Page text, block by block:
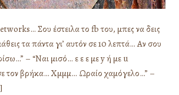
Σου έστειλα το fb του, μπες να δεις
τα πάντα γι’ αυτόν σε 10 λεπτά… Αν σου
– “Ναι μισό… ε ε ε με y ή με u
τον βρήκα… Χμμμ… Ωραίο χαμόγελο…” –